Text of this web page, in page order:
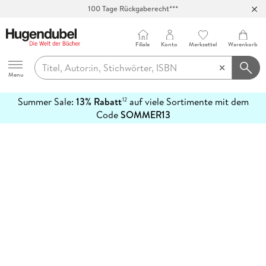
100 Tage Rückgaberecht***
Hugendubel
Menu
Filiale Konto Merkzettel Warenkorb
Summer Sale: 13% Rabatt12auf viele Sortimente mit dem
CodeSOMMER13
erfahren